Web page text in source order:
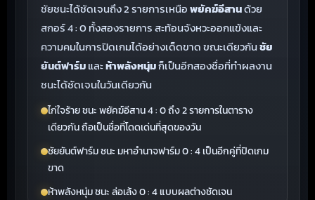
ชัยชนะได้ชัดเจนถึง 2 รายการเหนือพยัคฆ์อีสานด้วย
สกอร์ 4 : 0 ทั้งสองรายการ สะท้อนจังหวะออกแข้งและ
ความคมในการปิดเกมได้อย่างเด็ดขาด ขณะเดียวกันชัย
ยันต์ฟาร์มและห้าพลังหนุ่มก็เป็นอีกสองชื่อที่ทำผลงาน
ชนะได้ชัดเจนในวันเดียวกัน
ไก่ใจร้าย ชนะ พยัคฆ์อีสาน 4 : 0 ถึง 2 รายการในตาราง
เดียวกัน ถือเป็นชื่อที่โดดเด่นที่สุดของวัน
ชัยยันต์ฟาร์ม ชนะ มหาอำนาจฟาร์ม 0 : 4 เป็นอีกคู่ที่ปิดเกม
ขาด
ห้าพลังหนุ่ม ชนะ ล่อเล้ง 0 : 4 แบบผลต่างชัดเจน